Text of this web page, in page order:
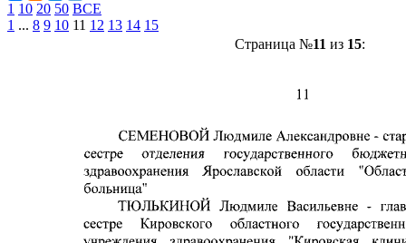
1 10 20 50 ВСЕ
1 ... 8 9 10 11 12 13 14 15
Страница №11 из 15: